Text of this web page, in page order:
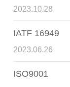
2023.10.28
IATF 16949
2023.06.26
ISO9001